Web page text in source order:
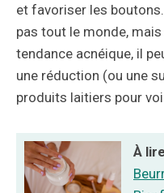
et favoriser les
pas tout le monde,
tendance acnéique, il
une réduction (ou une
produits laitiers pour
À